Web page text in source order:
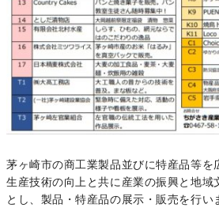
茅ヶ崎市の商工業製品並びに特産品等を
生産技術の向上と共に産業の振興と地域
とし、製品・特産品の展示・販売を行い